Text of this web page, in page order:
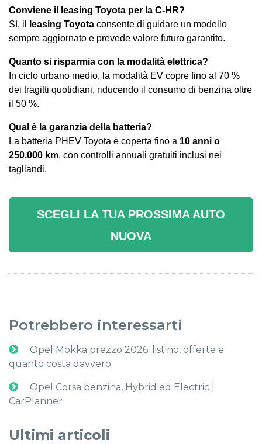
Conviene il leasing Toyota per la C-HR?
Sì, il
leasing Toyota consente di guidare un modello
sempre aggiornato e prevede valore futuro garantito.
Quanto si risparmia con la modalità elettrica?
In ciclo urbano medio, la modalità EV copre fino al 70 %
dei tragitti quotidiani, riducendo il consumo di benzina oltre
il 50 %.
Qual è la garanzia della batteria?
La batteria PHEV Toyota è coperta fino a 10 anni o
250.000 km, con controlli annuali gratuiti inclusi nei
tagliandi.
SCEGLI LA TUA PROSSIMA AUTO
NUOVA
Potrebbero interessarti
Opel Mokka prezzo 2026: listino, offerte e
quanto costa davvero
Opel Corsa benzina, Hybrid ed Electric |
CarPlanner
Ultimi articoli